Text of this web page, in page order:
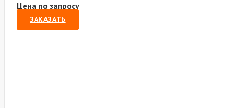
Цена по запросу
ЗАКАЗАТЬ